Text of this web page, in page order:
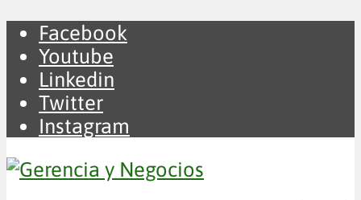
Facebook
Youtube
Linkedin
Twitter
Instagram